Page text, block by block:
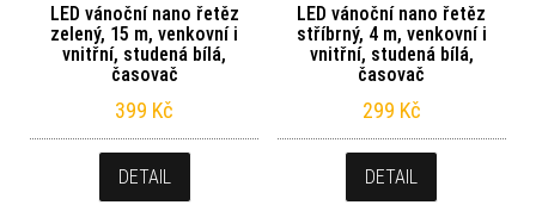
LED vánoční nano řetěz
zelený, 15 m, venkovní i
vnitřní, studená bílá,
časovač
399 Kč
DETAIL
LED vánoční nano řetěz
stříbrný, 4 m, venkovní i
vnitřní, studená bílá,
časovač
299 Kč
DETAIL